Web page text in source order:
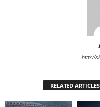
http://
RELATED ARTICLES